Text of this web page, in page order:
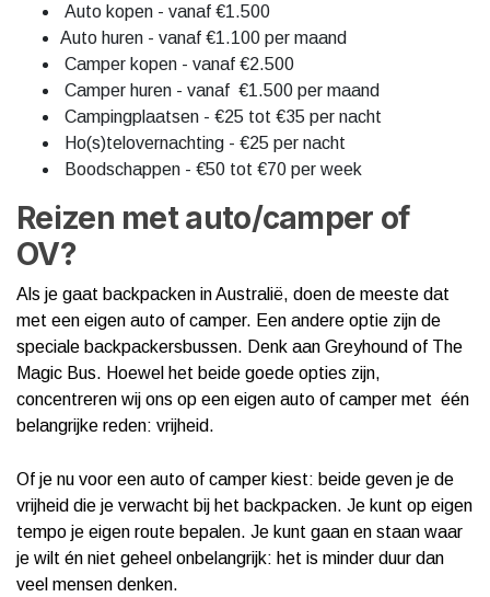
Auto kopen - vanaf €1.500
Auto huren - vanaf €1.100 per maand
Camper kopen - vanaf €2.500
Camper huren - vanaf €1.500 per maand
Campingplaatsen - €25 tot €35 per nacht
Ho(s)telovernachting - €25 per nacht
Boodschappen - €50 tot €70 per week
Reizen met auto/camper of
OV?
Als je gaat backpacken in Australië, doen de meeste dat
met een eigen auto of camper. Een andere optie zijn de
speciale backpackersbussen. Denk aan Greyhound of The
Magic Bus. Hoewel het beide goede opties zijn,
concentreren wij ons op een eigen auto of camper met één
belangrijke reden: vrijheid.
Of je nu voor een auto of camper kiest: beide geven je de
vrijheid die je verwacht bij het backpacken. Je kunt op eigen
tempo je eigen route bepalen. Je kunt gaan en staan waar
je wilt én niet geheel onbelangrijk: het is minder duur dan
veel mensen denken.